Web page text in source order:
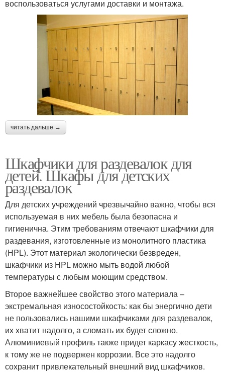
воспользоваться услугами доставки и монтажа.
читать дальше →
Шкафчики для раздевалок для
детей. Шкафы для детских
раздевалок
Для детских учреждений чрезвычайно важно, чтобы вся
используемая в них мебель была безопасна и
гигиенична. Этим требованиям отвечают шкафчики для
раздевания, изготовленные из монолитного пластика
(HPL). Этот материал экологически безвреден,
шкафчики из HPL можно мыть водой любой
температуры с любым моющим средством.
Второе важнейшее свойство этого материала –
экстремальная износостойкость: как бы энергично дети
не пользовались нашими шкафчиками для раздевалок,
их хватит надолго, а сломать их будет сложно.
Алюминиевый профиль также придет каркасу жесткость,
к тому же не подвержен коррозии. Все это надолго
сохранит привлекательный внешний вид шкафчиков.